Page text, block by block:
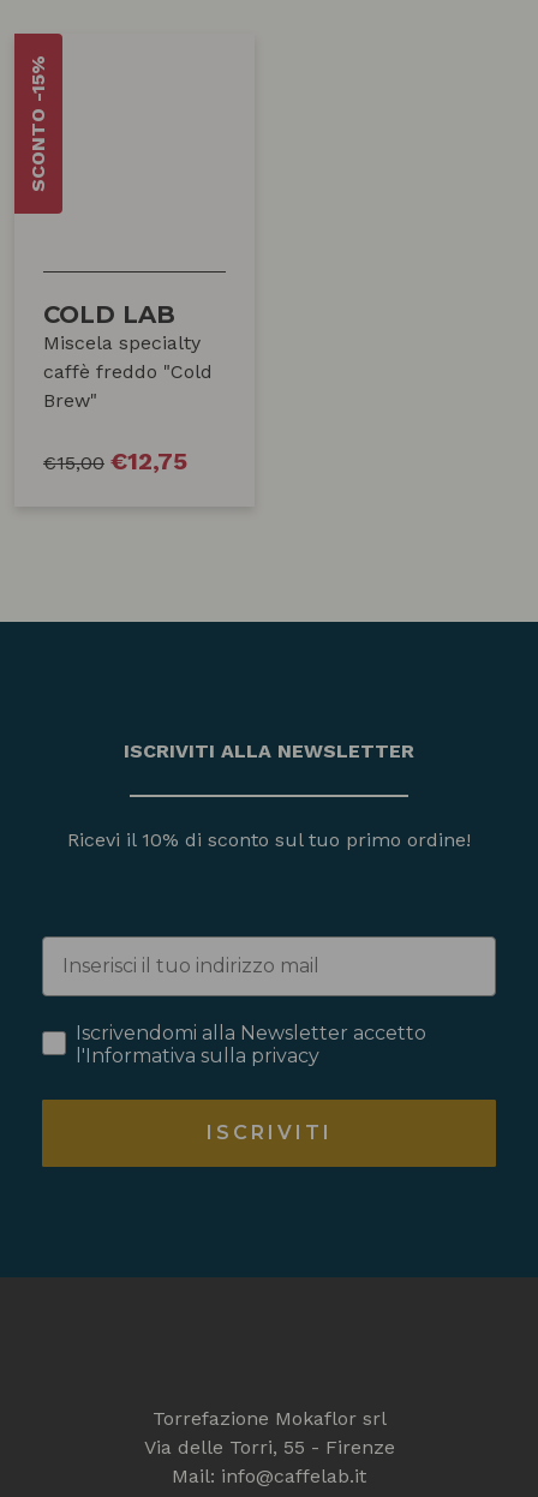
SCONTO -15%
COLD LAB
Miscela specialty
caffè freddo "Cold
Brew"
€15,00 €12,75
ISCRIVITI ALLA NEWSLETTER
Ricevi il 10% di sconto sul tuo primo ordine!
Iscrivendomi alla Newsletter accetto
l'Informativa sulla privacy
ISCRIVITI
Torrefazione Mokaflor srl
Via delle Torri, 55 - Firenze
Mail: info@caffelab.it